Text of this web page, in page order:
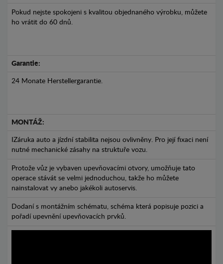
Pokud nejste spokojeni s kvalitou objednaného výrobku, můžete
ho vrátit do 60 dnů.
Garantie:
24 Monate Herstellergarantie.
MONTÁŽ:
IZáruka auto a jízdní stabilita nejsou ovlivněny. Pro její fixaci není
nutné mechanické zásahy na struktuře vozu.
Protože vůz je vybaven upevňovacími otvory, umožňuje tato
operace stávát se velmi jednoduchou, takže ho můžete
nainstalovat vy anebo jakékoli autoservis.
Dodaní s montážním schématu, schéma která popisuje pozici a
pořadí upevnění upevňovacích prvků.